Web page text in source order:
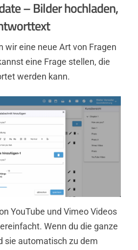
– Bilder hochladen,
wir eine neue Art von Fragen
eine Frage stellen, die
werden kann.
YouTube und Vimeo Videos
Wenn du die ganze
sie automatisch zu dem